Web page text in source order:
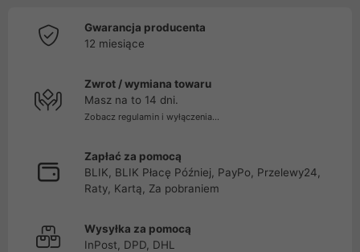
Gwarancja producenta
12 miesiące
Zwrot / wymiana towaru
Masz na to 14 dni.
Zobacz regulamin i wyłączenia...
Zapłać za pomocą
BLIK, BLIK Płacę Później, PayPo, Przelewy24,
Raty, Kartą, Za pobraniem
Wysyłka za pomocą
InPost, DPD, DHL